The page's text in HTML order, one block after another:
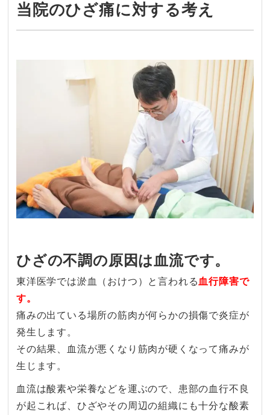
当院のひざ痛に対する考え
ひざの不調の原因は血流です。
東洋医学では淤血（おけつ）と言われる 血行障害で
す。
痛みの出ている場所の筋肉が何らかの損傷で炎症が
発生します。
その結果、血流が悪くなり筋肉が硬くなって痛みが
生じます。
血流は酸素や栄養などを運ぶので、患部の血行不良
が起これば、ひざやその周辺の組織にも十分な酸素